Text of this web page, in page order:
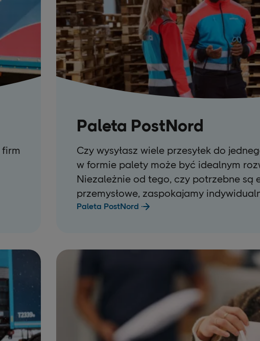
Paleta PostNord
Czy wysyłasz wiele przesyłek do
w formie palety może być idealnym
Niezależnie od tego, czy potrzebne są
przemysłowe, zaspokajamy
Paleta PostNord